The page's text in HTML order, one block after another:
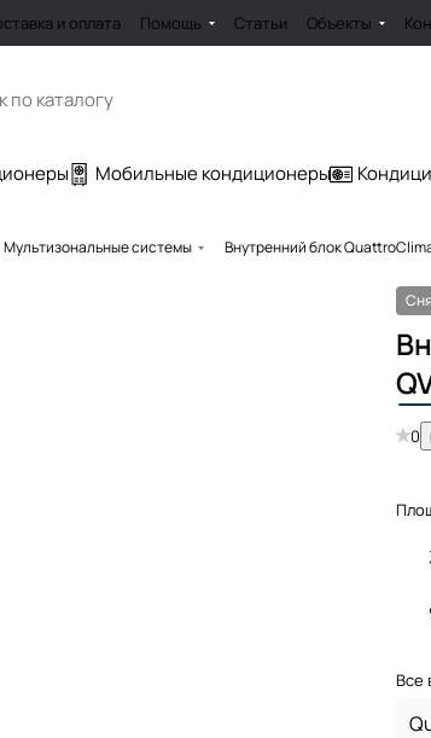
и оплата Помощь Статьи Объекты
Мобильные кондиционеры
Мультизональные системы Внутренний блок
0
Все